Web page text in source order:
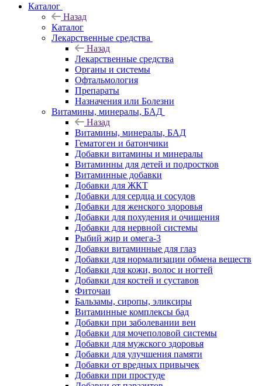
Каталог
Назад
Каталог
Лекарственные средства
Назад
Лекарственные средства
Органы и системы
Офтальмология
Препараты
Назначения или Болезни
Витамины, минералы, БАД
Назад
Витамины, минералы, БАД
Гематоген и батончики
Добавки витамины и минералы
Витаминны для детей и подростков
Витаминные добавки
Добавки для ЖКТ
Добавки для сердца и сосудов
Добавки для женского здоровья
Добавки для похудения и очищения
Добавки для нервной системы
Рыбий жир и омега-3
Добавки витаминные для глаз
Добавки для нормализации обмена веществ
Добавки для кожи, волос и ногтей
Добавки для костей и суставов
Фиточаи
Бальзамы, сиропы, эликсиры
Витаминные комплексы бад
Добавки при заболевании вен
Добавки для мочеполовой системы
Добавки для мужского здоровья
Добавки для улучшения памяти
Добавки от вредных привычек
Добавки при простуде